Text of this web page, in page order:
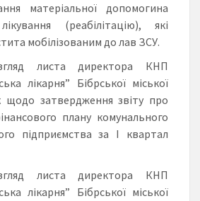
матеріальної допомогина
(реабілітацію), які
мобілізованим до лав ЗСУ.
листа директора КНП
лікарня” Бібрської міської
щодо затвердження звіту про
плану комунального
підприємства за І квартал
листа директора КНП
лікарня” Бібрської міської